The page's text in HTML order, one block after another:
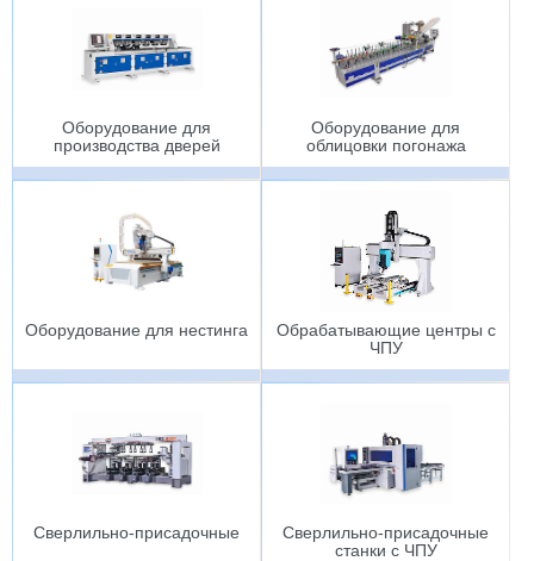
Оборудование для
производства дверей
Оборудование для
облицовки погонажа
Оборудование для нестинга
Обрабатывающие центры с
ЧПУ
Сверлильно-присадочные
Сверлильно-присадочные
станки с ЧПУ